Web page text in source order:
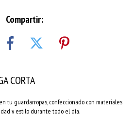
Compartir:
CORTA
tu guardarropas, confeccionado con materiales
y estilo durante todo el día.